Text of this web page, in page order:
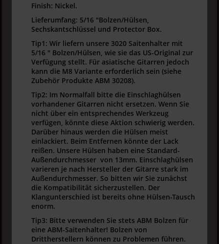
Finish: Nickel.
Lieferumfang: 5/16 "Bolzen/Hülsen,
Sechskantschlüssel und Protector Box.
Tip1: Wir liefern unsere 3020 Saitenhalter mit
5/16 " Bolzen/Hülsen, wie sie das US-Original zur
Verfügung stellt. Für asiatische Gitarren jedoch
kann die M8 Variante erforderlich sein (siehe
Zubehör Produkte ABM 30208).
Tip2: Im Normalfall bitte die Einschlaghülsen
vorhandener Gitarren nicht ersetzen. Wenn Sie
nicht über ein entsprechendes Werkzeug
verfügen, könnte diese Aktion schwierig werden.
Darüber hinaus werden die Hülsen meist
einlackiert. Beim Entfernen könnte der Lack
reißen. Unsere Hülsen haben eine Standard-
Außendurchmesser von 13mm. Einschlaghülsen
varieren je nach Hersteller der Gitarre stark im
Außendurchmesser. So bitten wir Sie zunächst
die Kompatibilität sicherzustellen. Der
Klangunterschied ist bereits ohne Hülsen-Tausch
enorm.
Tip3: Bitte verwenden Sie stets ABM Bolzen für
eine ABM-Saitenhalter! Bolzen von
Drittherstellern können zu Problemen führen.